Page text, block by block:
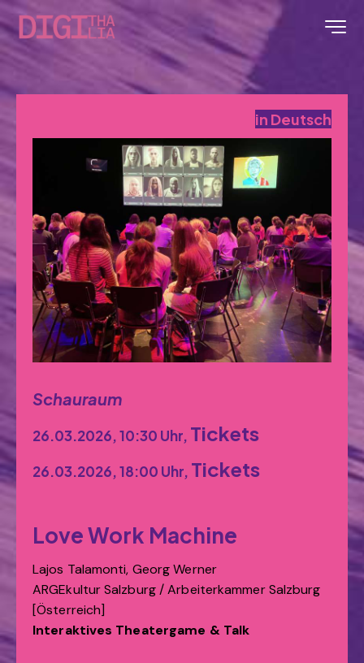
in Deutsch
Schauraum
26.03.2026, 10:30 Uhr, Tickets
26.03.2026, 18:00 Uhr, Tickets
Love Work Machine
Lajos Talamonti, Georg Werner
ARGEkultur Salzburg / Arbeiterkammer Salzburg
[Österreich]
Interaktives Theatergame & Talk